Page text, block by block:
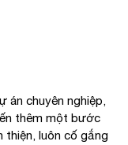
án chuyên nghiệp,
thêm một bước
thiện, luôn cố gắng